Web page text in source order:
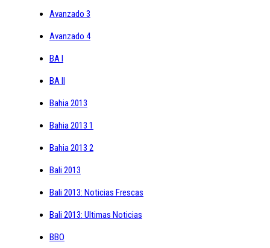
Avanzado 3
Avanzado 4
BA I
BA II
Bahia 2013
Bahia 2013 1
Bahia 2013 2
Bali 2013
Bali 2013: Noticias Frescas
Bali 2013: Ultimas Noticias
BBO